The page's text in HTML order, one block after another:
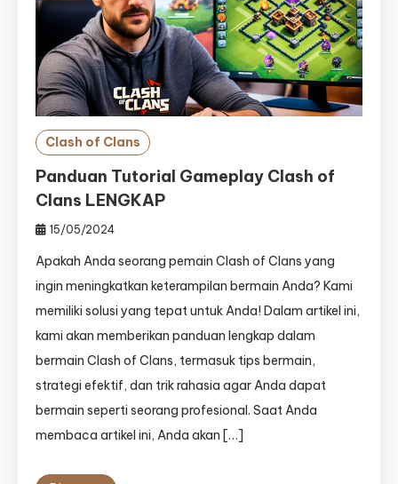
Clash of Clans
Panduan Tutorial Gameplay Clash of
Clans LENGKAP
15/05/2024
Apakah Anda seorang pemain Clash of Clans yang
ingin meningkatkan keterampilan bermain Anda? Kami
memiliki solusi yang tepat untuk Anda! Dalam artikel ini,
kami akan memberikan panduan lengkap dalam
bermain Clash of Clans, termasuk tips bermain,
strategi efektif, dan trik rahasia agar Anda dapat
bermain seperti seorang profesional. Saat Anda
membaca artikel ini, Anda akan […]